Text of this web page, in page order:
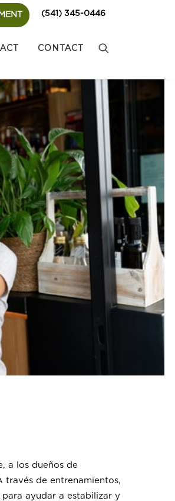
(541) 345-0446
CONTACT
a los dueños de
través de entrenamientos,
ayudar a estabilizar y